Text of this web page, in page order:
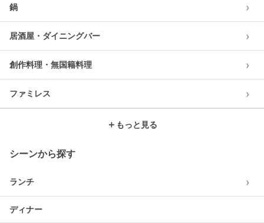
鍋 ›
居酒屋・ダイニングバー ›
創作料理・無国籍料理 ›
ファミレス ›
＋ もっと見る
シーンから探す
ランチ ›
ディナー